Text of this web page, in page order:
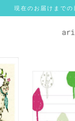
現在のお届けまで